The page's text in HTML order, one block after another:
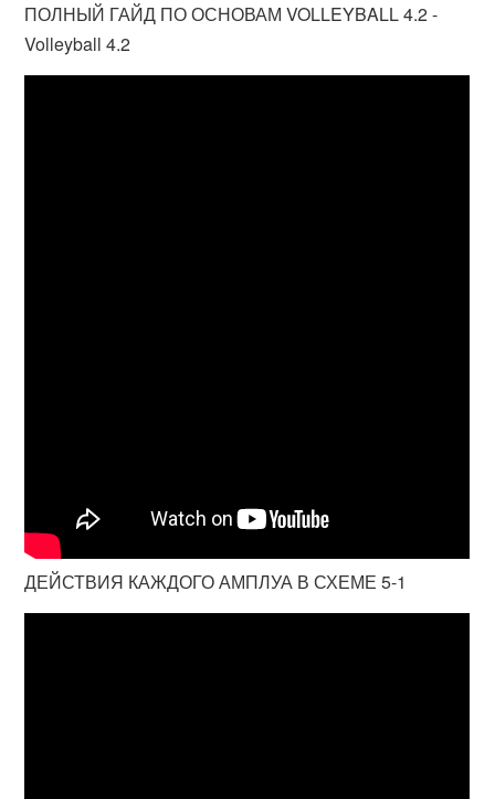
ПОЛНЫЙ ГАЙД ПО ОСНОВАМ VOLLEYBALL 4.2 -
Volleyball 4.2
ДЕЙСТВИЯ КАЖДОГО АМПЛУА В СХЕМЕ 5-1